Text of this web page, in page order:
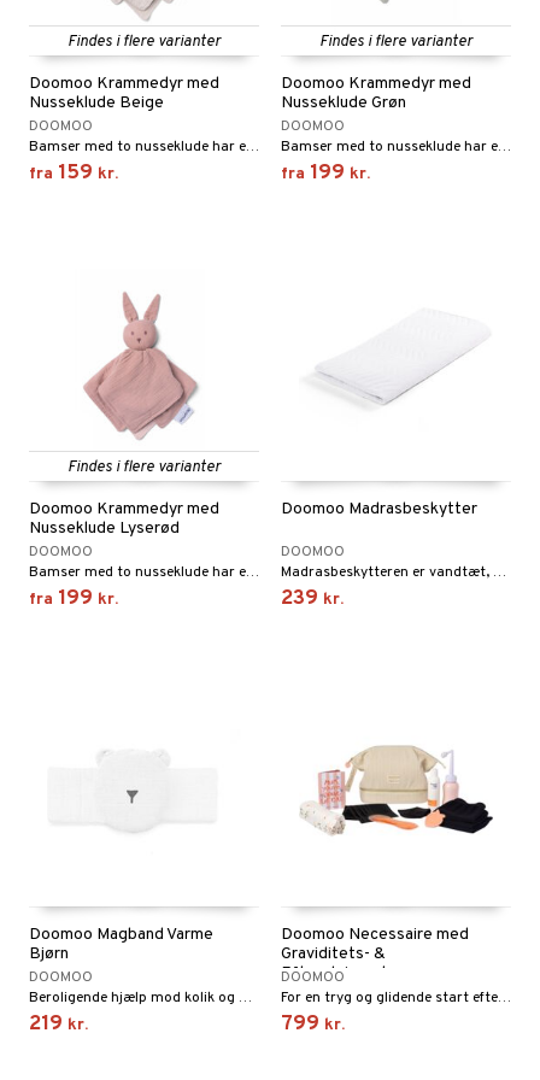
Findes i flere varianter
Doomoo Krammedyr med
Nusseklude Beige
DOOMOO
Bamser med to nusseklude har en multifunktionel og smart funktion.
fra 159 kr.
Findes i flere varianter
Doomoo Krammedyr med
Nusseklude Grøn
DOOMOO
Bamser med to nusseklude har en multifunktionel og smart funktion.
fra 199 kr.
Findes i flere varianter
Doomoo Krammedyr med
Nusseklude Lyserød
DOOMOO
Bamser med to nusseklude har en multifunktionel og smart funktion.
fra 199 kr.
Doomoo Madrasbeskytter
DOOMOO
Madrasbeskytteren er vandtæt, vatteret og materialet er desuden åndbart.
239 kr.
Doomoo Magband Varme
Bjørn
DOOMOO
Beroligende hjælp mod kolik og mavepine hos spædbørn.
219 kr.
Doomoo Necessaire med
Graviditets- &
Efterplejesæt
DOOMOO
For en tryg og glidende start efter fødslen!
799 kr.